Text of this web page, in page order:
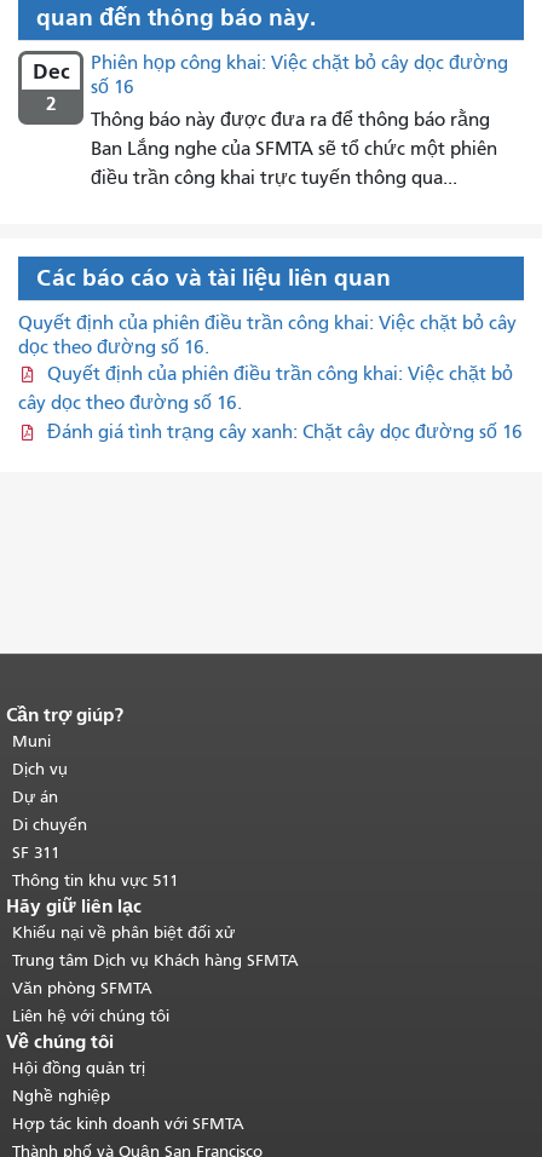
quan đến thông báo này.
Dec
2
Phiên họp công khai: Việc chặt bỏ cây dọc đường
số 16
Thông báo này được đưa ra để thông báo rằng
Ban Lắng nghe của SFMTA sẽ tổ chức một phiên
điều trần công khai trực tuyến thông qua...
Các báo cáo và tài liệu liên quan
Quyết định của phiên điều trần công khai: Việc chặt bỏ cây
dọc theo đường số 16.
Quyết định của phiên điều trần công khai: Việc chặt bỏ
cây dọc theo đường số 16.
Đánh giá tình trạng cây xanh: Chặt cây dọc đường số 16
Kết thúc nội dung trang.
của trang này được lặp lại trên mọi
trang.Quay lại đầu trang nội dung
chính.
Cần trợ giúp?
Muni
Dịch vụ
Dự án
Di chuyển
SF 311
Thông tin khu vực 511
Hãy giữ liên lạc
Khiếu nại về phân biệt đối xử
Trung tâm Dịch vụ Khách hàng SFMTA
Văn phòng SFMTA
Liên hệ với chúng tôi
Về chúng tôi
Hội đồng quản trị
Nghề nghiệp
Hợp tác kinh doanh với SFMTA
Thành phố và Quận San Francisco